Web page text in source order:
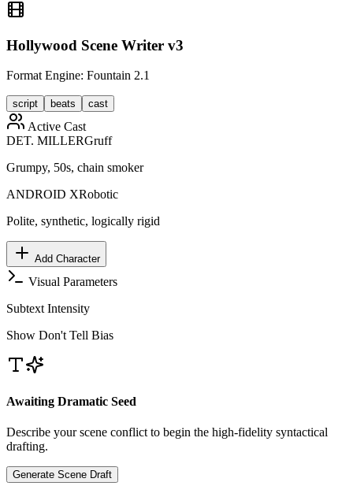
Hollywood Scene Writer v3
Format Engine: Fountain 2.1
script beats cast
Active Cast
DET. MILLERGruff
Grumpy, 50s, chain smoker
ANDROID XRobotic
Polite, synthetic, logically rigid
Add Character
Visual Parameters
Subtext Intensity
Show Don't Tell Bias
Awaiting Dramatic Seed
Describe your scene conflict to begin the high-fidelity syntactical
drafting.
Generate Scene Draft